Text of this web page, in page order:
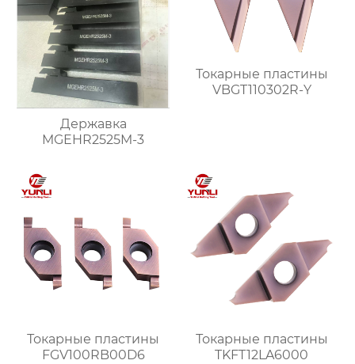
Державка
MGEHR2525M-3
Токарные пластины
VBGT110302R-Y
Токарные пластины
FGV100RB00D6
Токарные пластины
TKFT12LA6000